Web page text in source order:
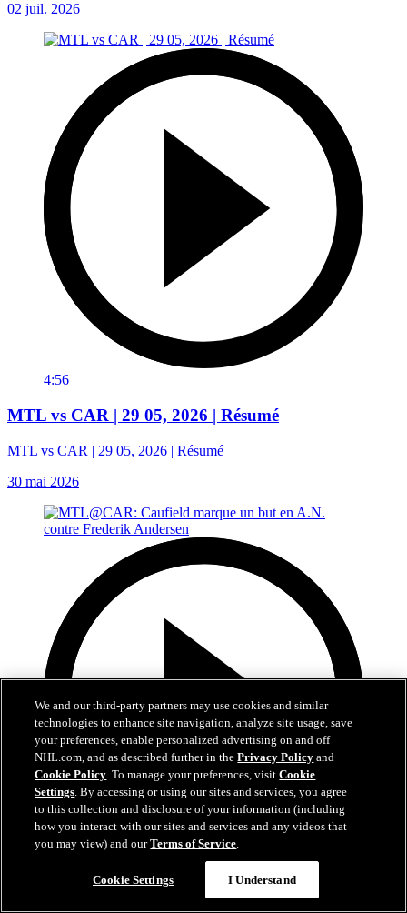
02 juil. 2026
4:56
MTL vs CAR | 29 05, 2026 | Résumé
MTL vs CAR | 29 05, 2026 | Résumé
30 mai 2026
MTL@CAR: Caufield marque un but en A.N.
We and our third-party partners may use cookies and similar
technologies to enhance site navigation, analyze site usage, save
your preferences, enable personalized advertising on and off
NHL.com, and as described further in thePrivacy Policy and
Cookie Policy. To manage your preferences, visitCookie
Settings. By accessing or using our sites and services, you agree
to this collection and disclosure of your information (including
how you interact with our sites and services and any videos that
you may view) and ourTerms of Service.
Cookie Settings I Understand